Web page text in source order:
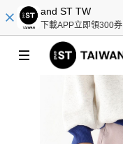
and ST TW
下載APP立即領300券